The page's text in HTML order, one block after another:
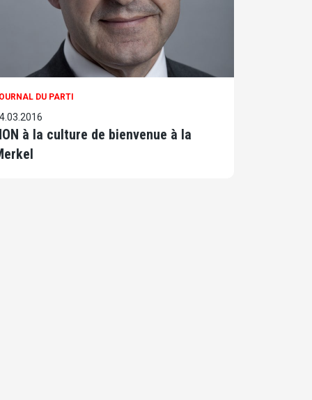
DU PARTI
à la culture de bienvenue à la